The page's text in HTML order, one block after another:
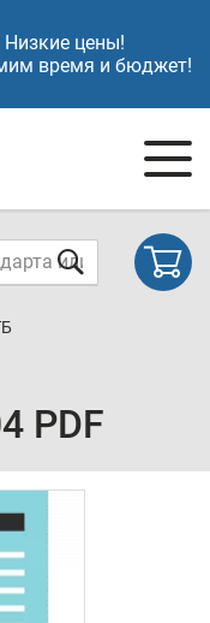
Низкие цены!
время и бюджет!
PDF